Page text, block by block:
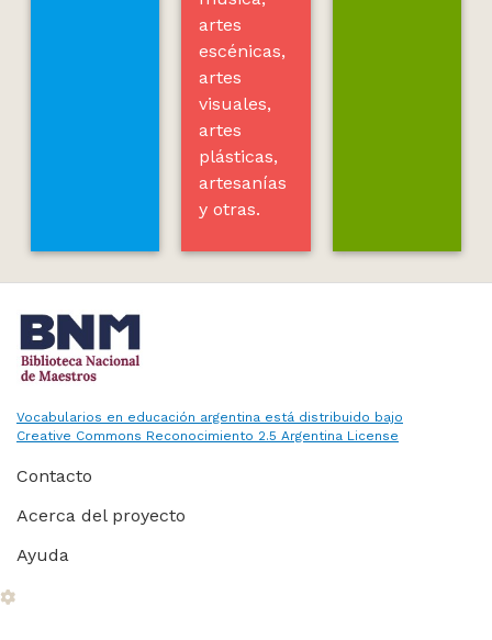
artes
escénicas,
artes
visuales,
artes
plásticas,
artesanías
y otras.
Vocabularios en educación argentina está distribuido bajo
Creative Commons Reconocimiento 2.5 Argentina License
Contacto
Acerca del proyecto
Ayuda